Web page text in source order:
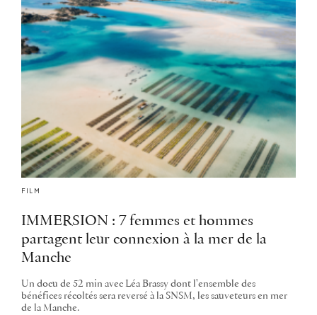
FILM
IMMERSION : 7 femmes et hommes
partagent leur connexion à la mer de la
Manche
Un docu de 52 min avec Léa Brassy dont l'ensemble des
bénéfices récoltés sera reversé à la SNSM, les sauveteurs en mer
de la Manche.